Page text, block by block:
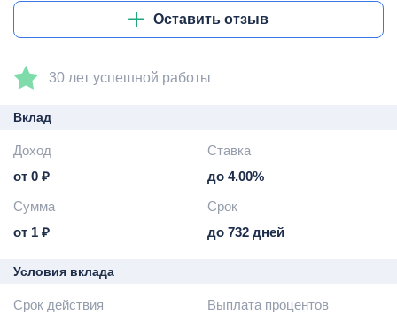
Оставить отзыв
30 лет успешной работы
Вклад
Доход
от 0 ₽
Ставка
до 4.00%
Сумма
от 1 ₽
Срок
до 732 дней
Условия вклада
Срок действия
Выплата процентов